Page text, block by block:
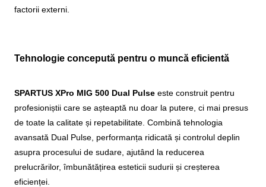
factorii externi.
Tehnologie concepută pentru o muncă eficientă
SPARTUS XPro MIG 500 Dual Pulse este construit pentru
profesioniștii care se așteaptă nu doar la putere, ci mai presus
de toate la calitate și repetabilitate. Combină tehnologia
avansată Dual Pulse, performanța ridicată și controlul deplin
asupra procesului de sudare, ajutând la reducerea
prelucrărilor, îmbunătățirea esteticii sudurii și creșterea
eficienței.